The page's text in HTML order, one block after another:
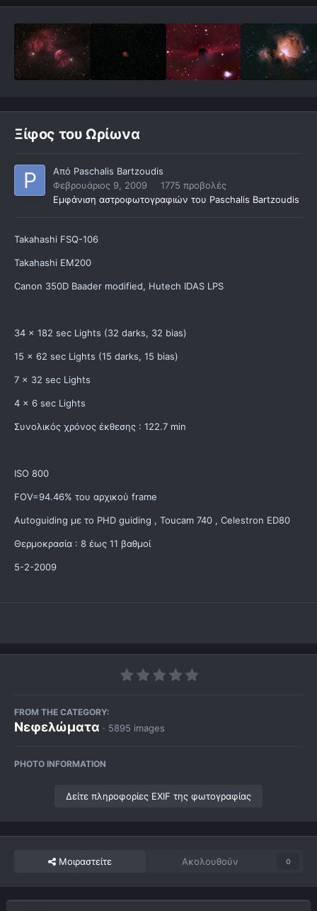
Ξίφος του Ωρίωνα
Από Paschalis Bartzoudis
Φεβρουάριος 9, 2009
1775 προβολές
Εμφάνιση αστροφωτογραφιών του Paschalis Bartzoudis
Takahashi FSQ-106
Takahashi EM200
Canon 350D Baader modified, Hutech IDAS LPS
34 x 182 sec Lights (32 darks, 32 bias)
15 x 62 sec Lights (15 darks, 15 bias)
7 x 32 sec Lights
4 x 6 sec Lights
Συνολικός χρόνος έκθεσης : 122.7 min
ISO 800
FOV=94.46% του αρχικού frame
Autoguiding με το PHD guiding , Toucam 740 , Celestron ED80
Θερμοκρασία : 8 έως 11 βαθμοί
5-2-2009
FROM THE CATEGORY:
Νεφελώματα · 5895 images
PHOTO INFORMATION
Δείτε πληροφορίες EXIF της φωτογραφίας
Μοιραστείτε Ακολουθούν 0